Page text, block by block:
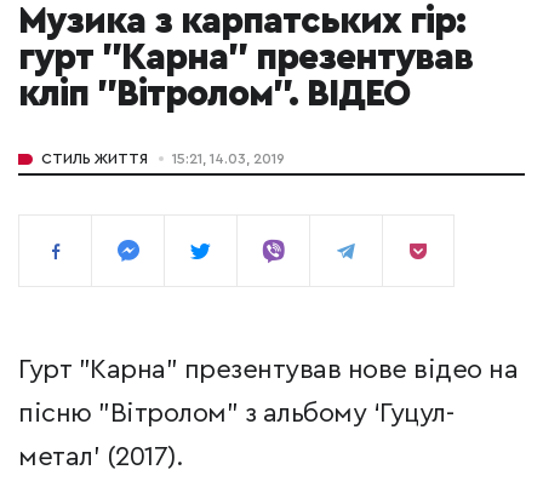
Музика з карпатських гір:
гурт "Карна" презентував
кліп "Вітролом". ВІДЕО
СТИЛЬ ЖИТТЯ 15:21, 14.03, 2019
Гурт "Карна" презентував нове відео на
пісню "Вітролом" з альбому ‘Гуцул-
метал’ (2017).